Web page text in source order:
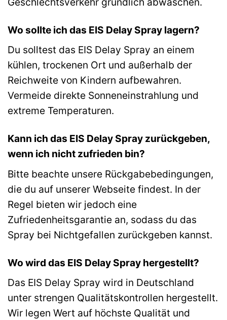
Wo sollte ich das EIS Delay Spray lagern?
Du solltest das EIS Delay Spray an einem
kühlen, trockenen Ort und außerhalb der
Reichweite von Kindern aufbewahren.
Vermeide direkte Sonneneinstrahlung und
extreme Temperaturen.
Kann ich das EIS Delay Spray zurückgeben,
wenn ich nicht zufrieden bin?
Bitte beachte unsere Rückgabebedingungen,
die du auf unserer Webseite findest. In der
Regel bieten wir jedoch eine
Zufriedenheitsgarantie an, sodass du das
Spray bei Nichtgefallen zurückgeben kannst.
Wo wird das EIS Delay Spray hergestellt?
Das EIS Delay Spray wird in Deutschland
unter strengen Qualitätskontrollen hergestellt.
Wir legen Wert auf höchste Qualität und